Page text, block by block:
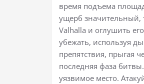
время подъема
ущерб значительный,
Valhalla и оглушить
убежать, используя
препятствия, прыгая
последняя фаза
уязвимое место.